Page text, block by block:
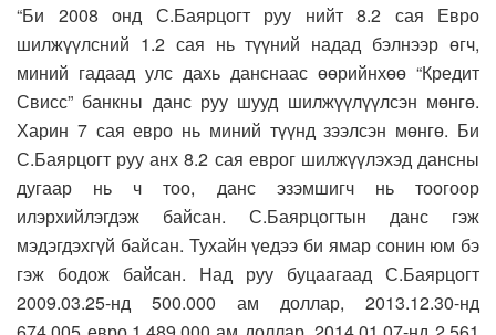
“Би 2008 онд С.Баярцогт руу нийт 8.2 сая Евро
шилжүүлсний 1.2 сая нь түүний надад бэлнээр өгч,
миний гадаад улс дахь данснаас өөрийнхөө “Кредит
Свисс” банкны данс руу шууд шилжүүлүүлсэн мөнгө.
Харин 7 сая евро нь миний түүнд зээлсэн мөнгө. Би
С.Баярцогт руу анх 8.2 сая еврог шилжүүлэхэд дансны
дугаар нь ч тоо, данс эзэмшигч нь тоогоор
илэрхийлэгдэж байсан. С.Баярцогтын данс гэж
мэдэгдэхгүй байсан. Тухайн үедээ би ямар сонин юм бэ
гэж бодож байсан. Над руу буцаагаад С.Баярцогт
2009.03.25-нд 500.000 ам доллар, 2013.12.30-нд